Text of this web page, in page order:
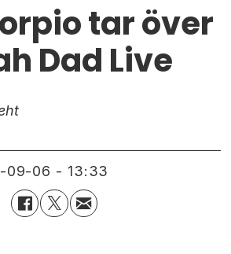
tar över
Dad Live
09-06 - 13:33